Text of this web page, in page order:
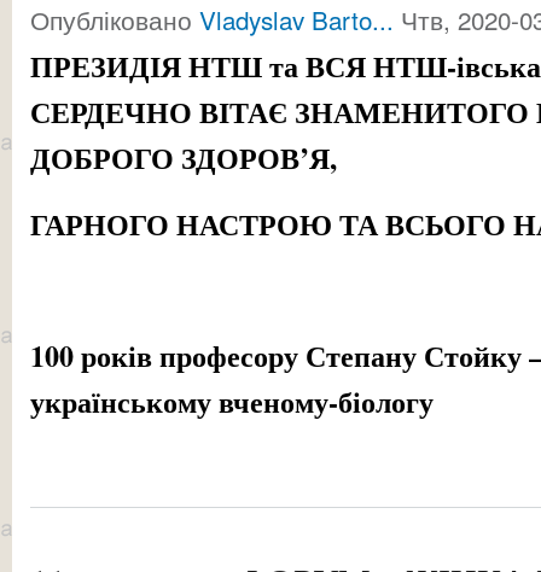
Опубліковано Vladyslav Barto... Чтв, 2020-
ПРЕЗИДІЯ НТШ та ВСЯ НТШ-
СЕРДЕЧНО ВІТАЄ ЗНАМЕНИТОГО
ДОБРОГО ЗДОРОВ’Я,
ГАРНОГО НАСТРОЮ ТА ВСЬОГО
100 років професору Степану Стойку
українському вченому-біологу